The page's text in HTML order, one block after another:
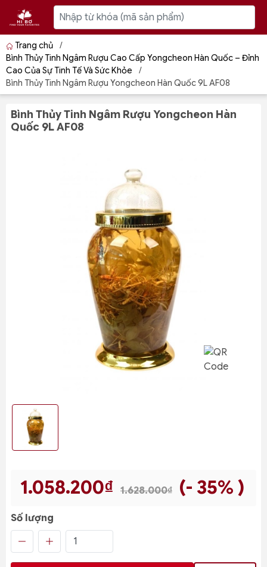
Trang chủ
/
Bình Thủy Tinh Ngâm Rượu Cao Cấp Yongcheon Hàn Quốc – Đỉnh
Cao Của Sự Tinh Tế Và Sức Khỏe
/
Bình Thủy Tinh Ngâm Rượu Yongcheon Hàn Quốc 9L AF08
Bình Thủy Tinh Ngâm Rượu Yongcheon Hàn
Quốc 9L AF08
1.058.200₫ 1.628.000₫ (- 35% )
Số lượng